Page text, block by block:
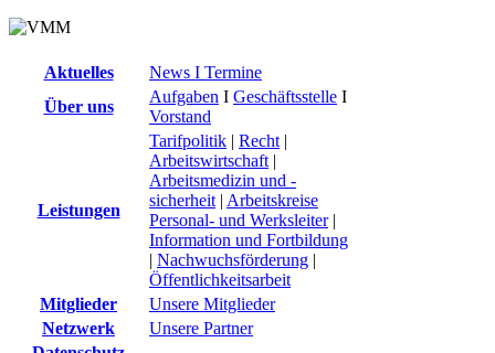
Aktuelles
News I Termine
Über uns
Aufgaben I Geschäftsstelle I
Vorstand
Leistungen
Tarifpolitik | Recht |
Arbeitswirtschaft |
Arbeitsmedizin und -
sicherheit | Arbeitskreise
Personal- und Werksleiter|
Information und Fortbildung
| Nachwuchsförderung |
Öffentlichkeitsarbeit
Mitglieder
Unsere Mitglieder
Netzwerk
Unsere Partner